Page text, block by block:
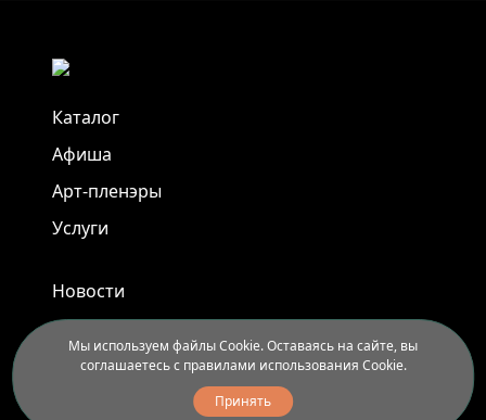
Каталог
Афиша
Арт-пленэры
Услуги
Новости
Контакты
Доставка и правила вывоза
Мы используем файлы Cookie. Оставаясь на сайте, вы
соглашаетесь с правилами использования Cookie.
Принять